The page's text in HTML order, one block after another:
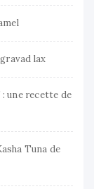
lax
une recette de
Tuna de